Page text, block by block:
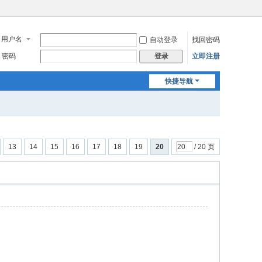
用户名 自动登录
找回密码
密码
登录 立即注册
快捷导航
13 14 15 16 17 18 19 20 / 20 页